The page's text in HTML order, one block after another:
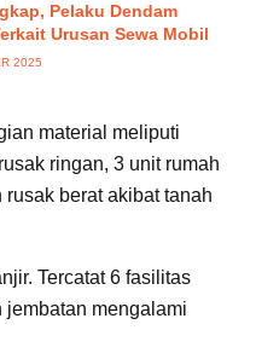
Pelaku Dendam
Urusan Sewa Mobil
2025
material meliputi
ringan, 3 unit rumah
berat akibat tanah
Tercatat 6 fasilitas
jembatan mengalami